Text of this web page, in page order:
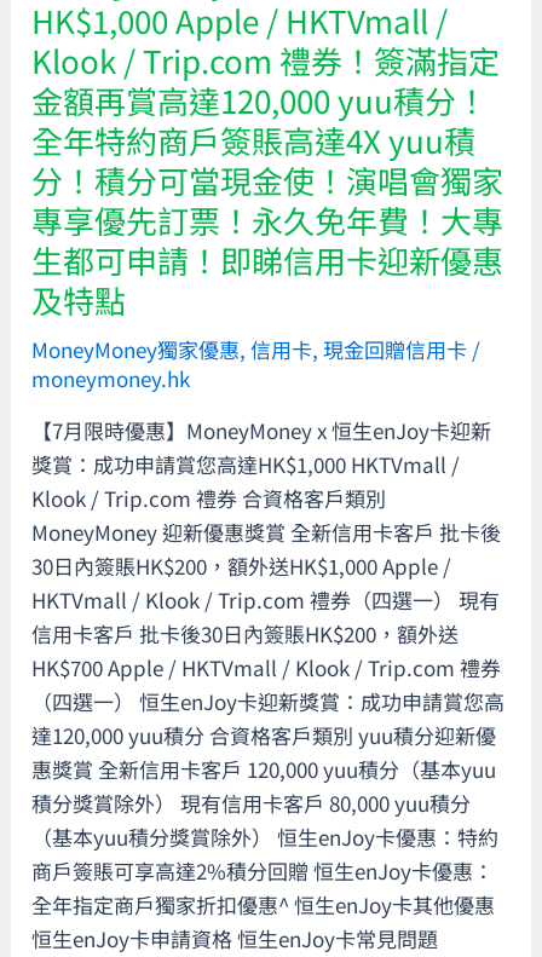
HK$1,000 Apple / HKTVmall /
Klook / Trip.com 禮券！簽滿指定
金額再賞高達120,000 yuu積分！
全年特約商戶簽賬高達4X yuu積
分！積分可當現金使！演唱會獨家
專享優先訂票！永久免年費！大專
生都可申請！即睇信用卡迎新優惠
及特點
MoneyMoney獨家優惠,信用卡,現金回贈信用卡 /
moneymoney.hk
【7月限時優惠】MoneyMoney x 恒生enJoy卡迎新
獎賞：成功申請賞您高達HK$1,000 HKTVmall /
Klook / Trip.com 禮券 合資格客戶類別
MoneyMoney 迎新優惠獎賞 全新信用卡客戶 批卡後
30日內簽賬HK$200，額外送HK$1,000 Apple /
HKTVmall / Klook / Trip.com 禮券（四選一） 現有
信用卡客戶 批卡後30日內簽賬HK$200，額外送
HK$700 Apple / HKTVmall / Klook / Trip.com 禮券
（四選一） 恒生enJoy卡迎新獎賞：成功申請賞您高
達120,000 yuu積分 合資格客戶類別 yuu積分迎新優
惠獎賞 全新信用卡客戶 120,000 yuu積分（基本yuu
積分獎賞除外） 現有信用卡客戶 80,000 yuu積分
（基本yuu積分獎賞除外） 恒生enJoy卡優惠：特約
商戶簽賬可享高達2%積分回贈 恒生enJoy卡優惠：
全年指定商戶獨家折扣優惠^ 恒生enJoy卡其他優惠
恒生enJoy卡申請資格 恒生enJoy卡常見問題
功
申
請
送
高
達
HK$1,000
Apple
/
/
Klook
Trip.com
禮
券！
簽
滿
指
定
金
額
再
賞
高
達
120,000
yuu